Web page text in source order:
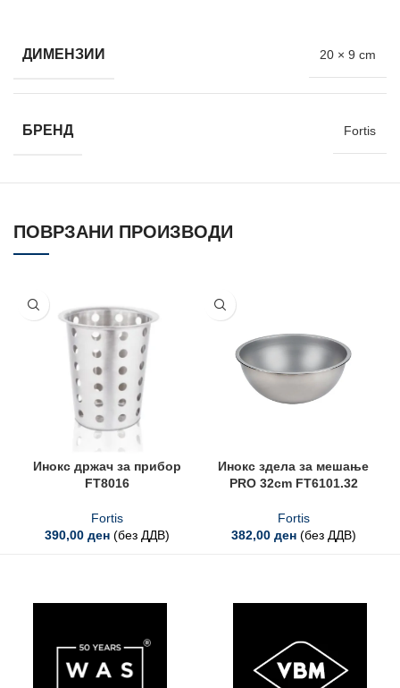
ДИМЕНЗИИ 20 × 9 cm
БРЕНД Fortis
ПОВРЗАНИ ПРОИЗВОДИ
Инокс држач за прибор
FT8016
Fortis
390,00 ден (без ДДВ)
Инокс здела за мешање
PRO 32cm FT6101.32
Fortis
382,00 ден (без ДДВ)